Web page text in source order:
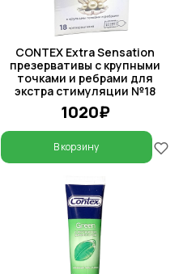
CONTEX Extra Sensation
презервативы с крупными
точками и ребрами для
экстра стимуляции №18
1020₽
В корзину